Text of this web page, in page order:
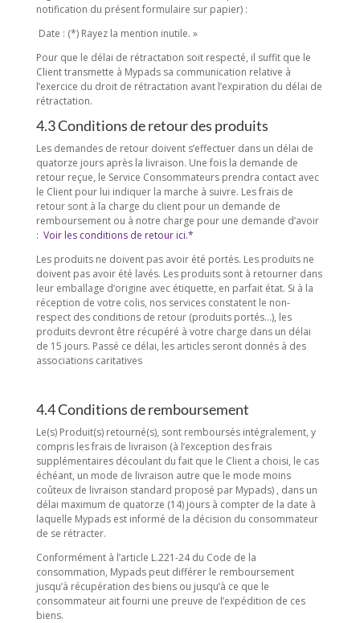
notification du présent formulaire sur papier) :
Date : (*) Rayez la mention inutile. »
Pour que le délai de rétractation soit respecté, il suffit que le
Client transmette à Mypads sa communication relative à
l’exercice du droit de rétractation avant l’expiration du délai de
rétractation.
4.3 Conditions de retour des produits
Les demandes de retour doivent s’effectuer dans un délai de
quatorze jours après la livraison. Une fois la demande de
retour reçue, le Service Consommateurs prendra contact avec
le Client pour lui indiquer la marche à suivre. Les frais de
retour sont à la charge du client pour un demande de
remboursement ou à notre charge pour une demande d’avoir
: Voir les conditions de retour ici.*
Les produits ne doivent pas avoir été portés. Les produits ne
doivent pas avoir été lavés. Les produits sont à retourner dans
leur emballage d’origine avec étiquette, en parfait état. Si à la
réception de votre colis, nos services constatent le non-
respect des conditions de retour (produits portés…), les
produits devront être récupéré à votre charge dans un délai
de 15 jours. Passé ce délai, les articles seront donnés à des
associations caritatives
4.4 Conditions de remboursement
Le(s) Produit(s) retourné(s), sont remboursés intégralement, y
compris les frais de livraison (à l’exception des frais
supplémentaires découlant du fait que le Client a choisi, le cas
échéant, un mode de livraison autre que le mode moins
coûteux de livraison standard proposé par Mypads) , dans un
délai maximum de quatorze (14) jours à compter de la date à
laquelle Mypads est informé de la décision du consommateur
de se rétracter.
Conformément à l’article L.221-24 du Code de la
consommation, Mypads peut différer le remboursement
jusqu’à récupération des biens ou jusqu’à ce que le
consommateur ait fourni une preuve de l’expédition de ces
biens.